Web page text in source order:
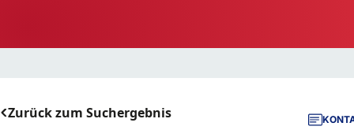
Zurück zum Suchergebnis